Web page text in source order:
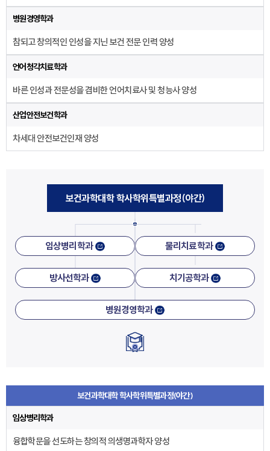
병원경영학과
참되고 창의적인 인성을 지닌 보건 전문 인력 양성
언어청각치료학과
바른 인성과 전문성을 겸비한 언어치료사 및 청능사 양성
산업안전보건학과
차세대 안전보건인재 양성
보건과학대학 학사학위특별과정(야간)
임상병리학과 물리치료학과
방사선학과 치기공학과
병원경영학과
보건과학대학 학사학위특별과정(야간)
임상병리학과
융합학문을 선도하는 창의적 의생명과학자 양성